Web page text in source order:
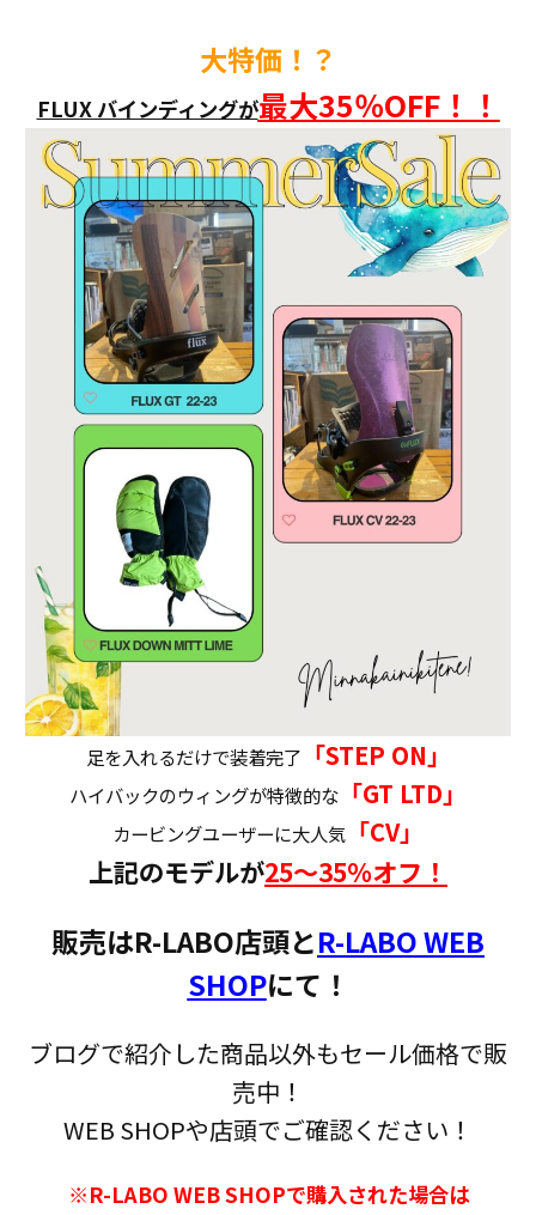
大特価！？
FLUX バインディングが最大35％OFF！！
足を入れるだけで装着完了 「STEP ON」
ハイバックのウィングが特徴的な 「GT LTD」
カービングユーザーに大人気 「CV」
上記のモデルが25〜35％オフ！
販売はR-LABO店頭とR-LABO WEB
SHOPにて！
ブログで紹介した商品以外もセール価格で販
売中！
WEB SHOPや店頭でご確認ください！
※R-LABO WEB SHOPで購入された場合は